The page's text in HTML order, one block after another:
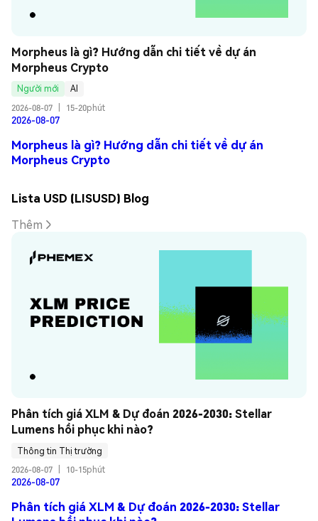
Morpheus là gì? Hướng dẫn chi tiết về dự án
Morpheus Crypto
Người mới
AI
2026-08-07
15-20phút
2026-08-07
Morpheus là gì? Hướng dẫn chi tiết về dự án
Morpheus Crypto
Lista USD (LISUSD) Blog
Thêm
Phân tích giá XLM & Dự đoán 2026-2030: Stellar
Lumens hồi phục khi nào?
Thông tin Thị trường
2026-08-07
10-15phút
2026-08-07
Phân tích giá XLM & Dự đoán 2026-2030: Stellar